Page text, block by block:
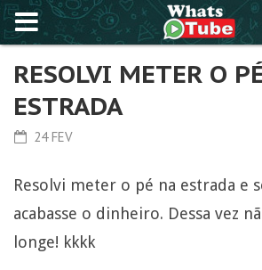
RESOLVI METER O
ESTRADA
24 FEV
Resolvi meter o pé na estrada e
acabasse o dinheiro. Dessa vez
longe! kkkk